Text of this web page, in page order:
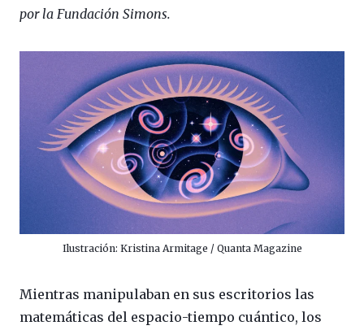
por la Fundación Simons.
Ilustración: Kristina Armitage / Quanta Magazine
Mientras manipulaban en sus escritorios las
matemáticas del espacio-tiempo cuántico, los